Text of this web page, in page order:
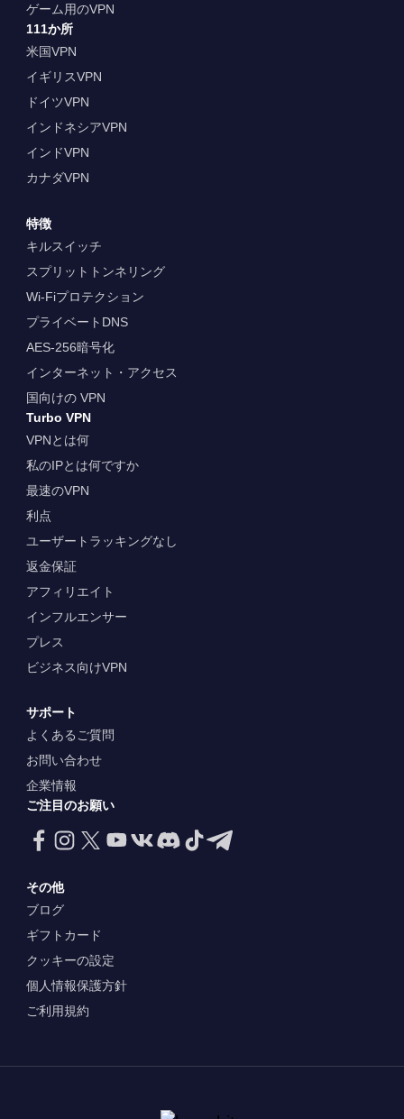
ゲーム用のVPN
111か所
米国VPN
イギリスVPN
ドイツVPN
インドネシアVPN
インドVPN
カナダVPN
特徴
キルスイッチ
スプリットトンネリング
Wi-Fiプロテクション
プライベートDNS
AES-256暗号化
インターネット・アクセス
国向けの VPN
Turbo VPN
VPNとは何
私のIPとは何ですか
最速のVPN
利点
ユーザートラッキングなし
返金保証
アフィリエイト
インフルエンサー
プレス
ビジネス向けVPN
サポート
よくあるご質問
お問い合わせ
企業情報
ご注目のお願い
その他
ブログ
ギフトカード
クッキーの設定
個人情報保護方針
ご利用規約